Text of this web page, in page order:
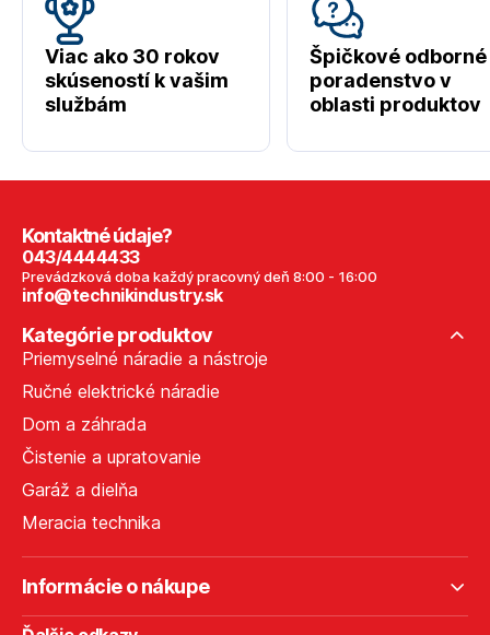
Viac ako 30 rokov
skúseností k vašim
službám
Špičkové odborné
poradenstvo v
oblasti produktov
Kontaktné údaje?
043/4444433
Prevádzková doba každý pracovný deň 8:00 - 16:00
info@technikindustry.sk
Kategórie produktov
Priemyselné náradie a nástroje
Ručné elektrické náradie
Dom a záhrada
Čistenie a upratovanie
Garáž a dielňa
Meracia technika
Informácie o nákupe